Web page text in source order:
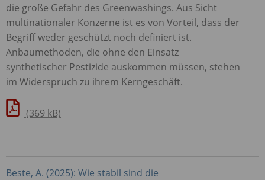
die große Gefahr des Greenwashings. Aus Sicht
multinationaler Konzerne ist es von Vorteil, dass der
Begriff weder geschützt noch definiert ist.
Anbaumethoden, die ohne den Einsatz
synthetischer Pestizide auskommen müssen, stehen
im Widerspruch zu ihrem Kerngeschäft.
(369 kB)
Beste, A. (2025): Wie stabil sind die